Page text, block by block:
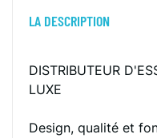
LA DESCRIPTION
DISTRIBUTEUR
LUXE
Design, qualité et